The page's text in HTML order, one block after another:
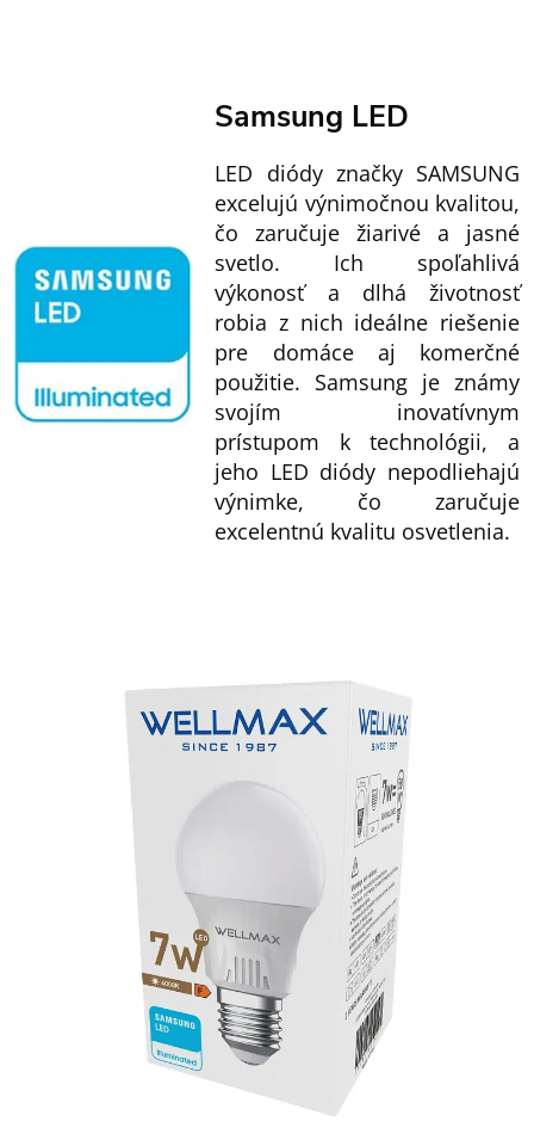
Samsung LED
LED diódy značky SAMSUNG
excelujú výnimočnou kvalitou,
čo zaručuje žiarivé a jasné
svetlo. Ich spoľahlivá
výkonosť a dlhá životnosť
robia z nich ideálne riešenie
pre domáce aj komerčné
použitie. Samsung je známy
svojím inovatívnym
prístupom k technológii, a
jeho LED diódy nepodliehajú
výnimke, čo zaručuje
excelentnú kvalitu osvetlenia.